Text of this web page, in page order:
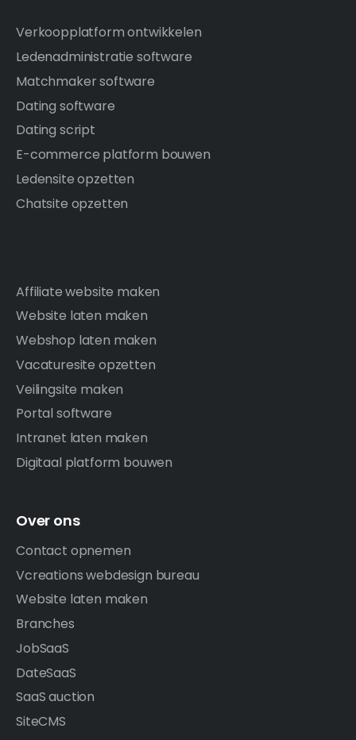
Verkoopplatform ontwikkelen
Ledenadministratie software
Matchmaker software
Dating software
Dating script
E-commerce platform bouwen
Ledensite opzetten
Chatsite opzetten
Affiliate website maken
Website laten maken
Webshop laten maken
Vacaturesite opzetten
Veilingsite maken
Portal software
Intranet laten maken
Digitaal platform bouwen
Over ons
Contact opnemen
Vcreations webdesign bureau
Website laten maken
Branches
JobSaaS
DateSaaS
SaaS auction
SiteCMS